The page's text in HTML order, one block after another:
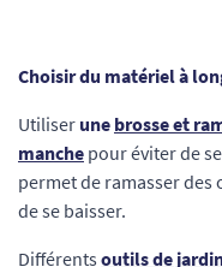
Choisir du matériel à
Utiliser une brosse et
manche pour éviter de
permet de ramasser
de se baisser.
Différents outils de